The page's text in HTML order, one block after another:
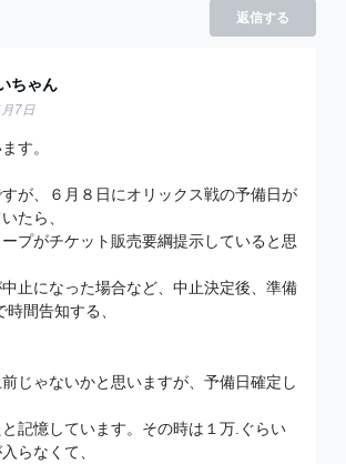
返信する
ちゃん
7日
す。
が、６月８日にオリックス戦の予備日が
たら、
プがチケット販売要綱提示していると思
止になった場合など、中止決定後、準備
間告知する、
じゃないかと思いますが、予備日確定し
記憶しています。その時は１万.ぐらい
らなくて、